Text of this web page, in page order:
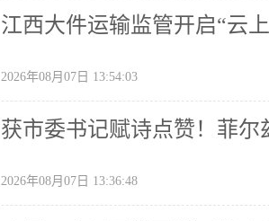
江西大件运输监管开启“云
2026年08月07日 13:54:03
获市委书记赋诗点赞！菲尔
2026年08月07日 13:36:48